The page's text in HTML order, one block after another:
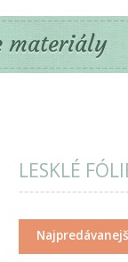
materiály
LESKLÉ